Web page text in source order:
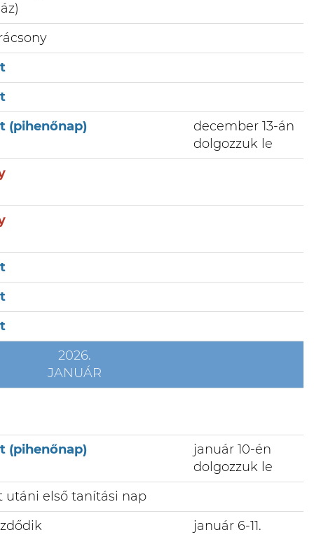
(pihenőnap)
december 13-án
dolgozzuk le
2026.
JANUÁR
(pihenőnap)
január 10-én
dolgozzuk le
utáni első tanítási nap
január 6-11.